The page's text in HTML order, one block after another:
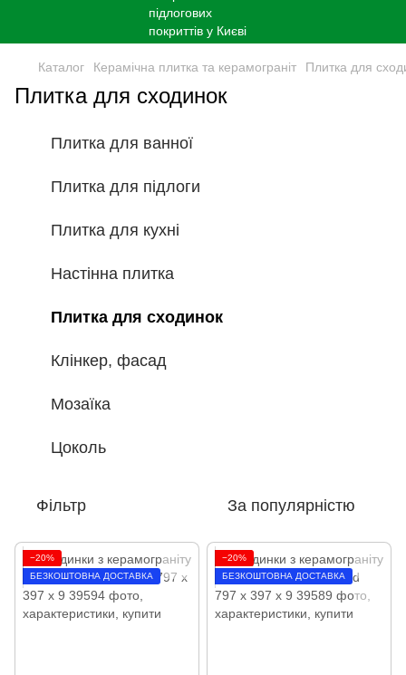
Каталог Керамічна плитка та керамограніт Плитка для
Плитка для сходинок
Плитка для ванної
Плитка для підлоги
Плитка для кухні
Настінна плитка
Плитка для сходинок
Клінкер, фасад
Мозаїка
Цоколь
Фільтр За популярністю
−20%
БЕЗКОШТОВНА ДОСТАВКА
−20%
БЕЗКОШТОВНА ДОСТАВКА